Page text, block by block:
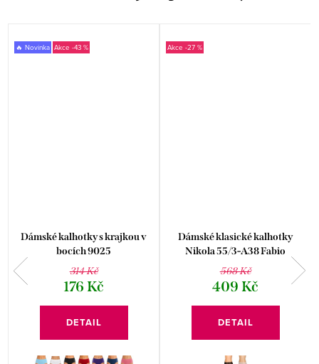
🔥 Novinka -43 %
Dámské kalhotky s krajkou v
bocích 9025
314 Kč
176 Kč
DETAIL
-27 %
Dámské klasické kalhotky
Nikola 55/3-A38 Fabio
568 Kč
409 Kč
DETAIL